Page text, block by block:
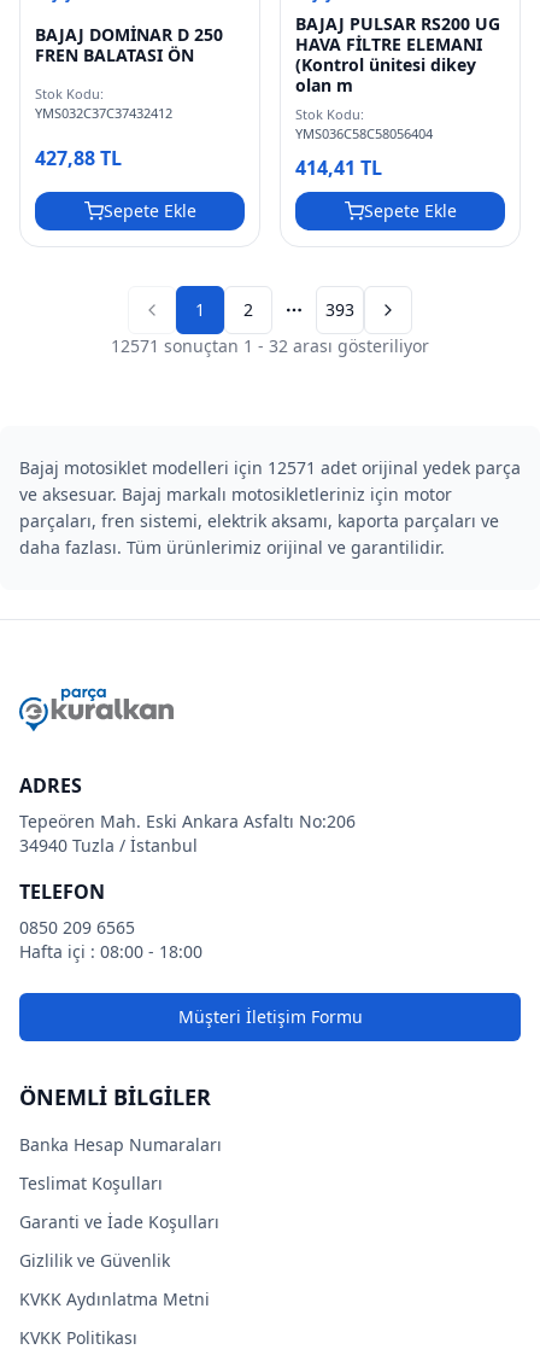
BAJAJ DOMİNAR D 250
FREN BALATASI ÖN
Stok Kodu:
YMS032C37C37432412
427,88 TL
Sepete Ekle
BAJAJ PULSAR RS200 UG
HAVA FİLTRE ELEMANI
(Kontrol ünitesi dikey
olan m
Stok Kodu:
YMS036C58C58056404
414,41 TL
Sepete Ekle
Previous page
1 2 393
Next page
12571 sonuçtan 1 - 32 arası gösteriliyor
Bajaj motosiklet modelleri için 12571 adet orijinal yedek parça
ve aksesuar. Bajaj markalı motosikletleriniz için motor
parçaları, fren sistemi, elektrik aksamı, kaporta parçaları ve
daha fazlası. Tüm ürünlerimiz orijinal ve garantilidir.
ADRES
Tepeören Mah. Eski Ankara Asfaltı No:206
34940 Tuzla / İstanbul
TELEFON
0850 209 6565
Hafta içi : 08:00 - 18:00
Müşteri İletişim Formu
ÖNEMLİ BİLGİLER
Banka Hesap Numaraları
Teslimat Koşulları
Garanti ve İade Koşulları
Gizlilik ve Güvenlik
KVKK Aydınlatma Metni
KVKK Politikası